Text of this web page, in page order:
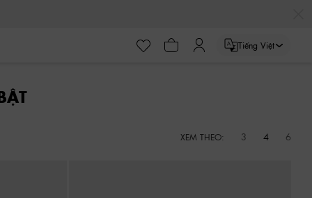
Tiếng Việt
XEM THEO: 3 4 6